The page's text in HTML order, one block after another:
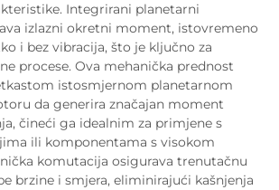
Integrirani planetarni
izlazni okretni moment, istovremeno
i bez vibracija, što je ključno za
procese. Ova mehanička prednost
istosmjernom planetarnom
da generira značajan moment
čineći ga idealnim za primjene s
ili komponentama s visokom
komutacija osigurava trenutačnu
brzine i smjera, eliminirajući kašnjenja